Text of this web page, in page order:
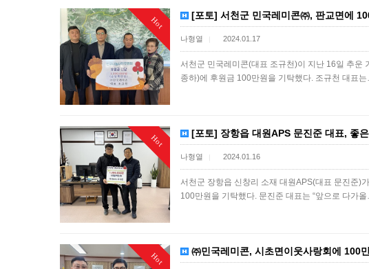
Hot [포토] 서천군 민국레미콘㈜, 판교면에
나형열 | 2024.01.17
서천군 민국레미콘(대표 조규천)이 지난 16일 추운
종하)에 후원금 100만원을 기탁했다. 조규천 대표
Hot [포토] 장항읍 대원APS 문진준 대표, 좋
나형열 | 2024.01.16
서천군 장항읍 신창리 소재 대원APS(대표 문진준)
100만원을 기탁했다. 문진준 대표는 “앞으로 다가
Hot ㈜민국레미콘, 시초면이웃사랑회에 100